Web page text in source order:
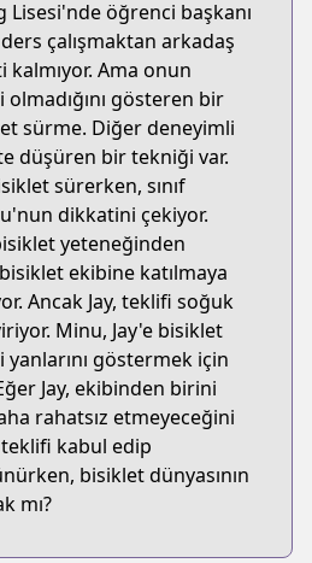
Lisesi'nde öğrenci başkanı
çalışmaktan arkadaş
Ama onun
gösteren bir
sürme. Diğer deneyimli
düşüren bir tekniği var.
sürerken, sınıf
dikkatini çekiyor.
yeteneğinden
ekibine katılmaya
Ancak Jay, teklifi soğuk
Minu, Jay'e bisiklet
göstermek için
Jay, ekibinden birini
rahatsız etmeyeceğini
teklifi kabul edip
bisiklet dünyasının
mı?